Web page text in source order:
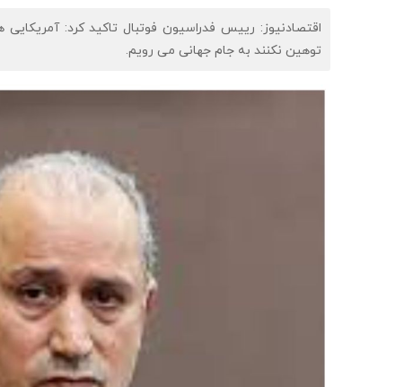
اقتصادنیوز: رییس فدراسیون فوتبال تاکید کرد:
توهین نکنند به جام جهانی می رویم.